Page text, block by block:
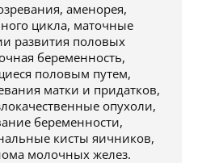
аменорея,
цикла, маточные
развития половых
беременность,
половым путем,
матки и придатков,
опухоли,
беременности,
кисты яичников,
молочных желез.